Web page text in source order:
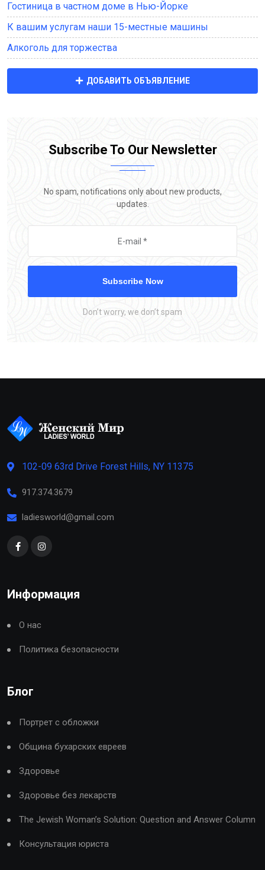
Гостиница в частном доме в Нью-Йорке
К вашим услугам наши 15-местные машины
Алкоголь для торжества
ДОБАВИТЬ ОБЪЯВЛЕНИЕ
Subscribe To Our Newsletter
No spam, notifications only about new products,
updates.
Subscribe Now
Don’t worry, we don’t spam
102-09 63rd Drive Forest Hills, NY 11375
917.374.3679
ladiesworld@gmail.com
Информация
О нас
Политика безопасности
Блог
Портрет с обложки
Община бухарских евреев
Здоровье
Здоровье без лекарств
The Jewish Woman’s Solution: Question and Answer Column
Консультация юриста